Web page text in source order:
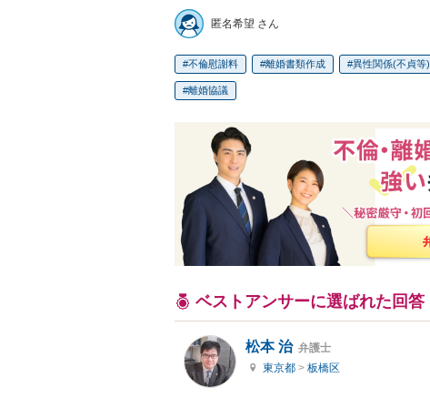
匿名希望 さん
不倫慰謝料 離婚書類作成 異性関係(不貞等)
離婚協議
ベストアンサーに選ばれた回答
松本 治 弁護士
東京都 > 板橋区